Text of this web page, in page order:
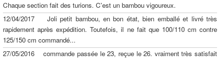
Chaque section fait des turions. C'est un bambou vigoureux.
12/04/2017 Joli petit bambou, en bon état, bien emballé et livré très
rapidement après expédition. Toutefois, il ne fait que 100/110 cm contre
125/150 cm commandé...
27/05/2016 commande passée le 23, reçue le 26. vraiment très satisfait